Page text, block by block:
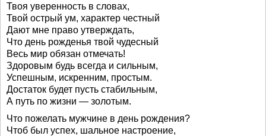
Твоя уверенность в словах,
Твой острый ум, характер честный
Дают мне право утверждать,
Что день рожденья твой чудесный
Весь мир обязан отмечать!
Здоровым будь всегда и сильным,
Успешным, искренним, простым.
Достаток будет пусть стабильным,
А путь по жизни — золотым.
Что пожелать мужчине в день рождения?
Чтоб был успех, шальное настроение,